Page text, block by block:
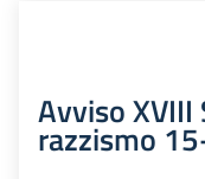
Avviso
razzismo